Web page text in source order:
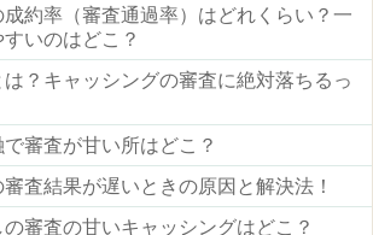
約率（審査通過率）はどれくらい？一
いのはどこ？
？キャッシングの審査に絶対落ちるっ
審査が甘い所はどこ？
査結果が遅いときの原因と解決法！
審査の甘いキャッシングはどこ？